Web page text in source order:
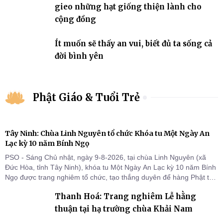
gieo những hạt giống thiện lành cho
cộng đồng
Ít muốn sẽ thấy an vui, biết đủ ta sống cả
đời bình yên
Phật Giáo & Tuổi Trẻ
Tây Ninh: Chùa Linh Nguyên tổ chức Khóa tu Một Ngày An
Lạc kỳ 10 năm Bính Ngọ
PSO - Sáng Chủ nhật, ngày 9-8-2026, tại chùa Linh Nguyên (xã
Đức Hòa, tỉnh Tây Ninh), khóa tu Một Ngày An Lạc kỳ 10 năm Bính
Ngọ được trang nghiêm tổ chức, tạo thắng duyên để hàng Phật tử
đời sống thiện lành.Thanh Hoá: Trang nghiêm Lễ hằng
thuận tại hạ trường chùa Khải Nam